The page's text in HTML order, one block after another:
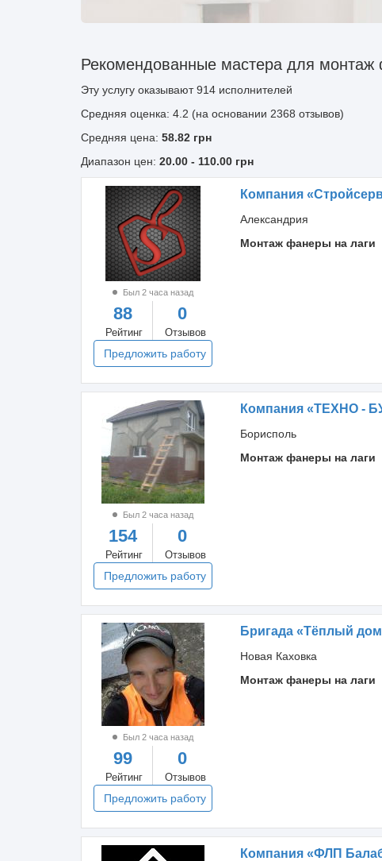
Рекомендованные мастера для монтаж
Эту услугу оказывают914 исполнителей
Средняя оценка: 4.2 (на основании 2368 отзывов)
Средняя цена: 58.82 грн
Диапазон цен: 20.00 - 110.00 грн
Был 2 часа назад
88
Рейтинг
0
Отзывов
Предложить работу
Компания
Александрия
Монтаж фанеры на лаги
Был 2 часа назад
154
Рейтинг
0
Отзывов
Предложить работу
Компания «ТЕХНО -
Борисполь
Монтаж фанеры на лаги
Был 2 часа назад
99
Рейтинг
0
Отзывов
Предложить работу
Бригада «Тёплый
Новая Каховка
Монтаж фанеры на лаги
Компания «ФЛП